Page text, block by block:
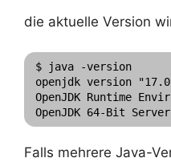
die aktuelle Version
$ java -version
openjdk version
OpenJDK Runtime
Falls mehrere Java-